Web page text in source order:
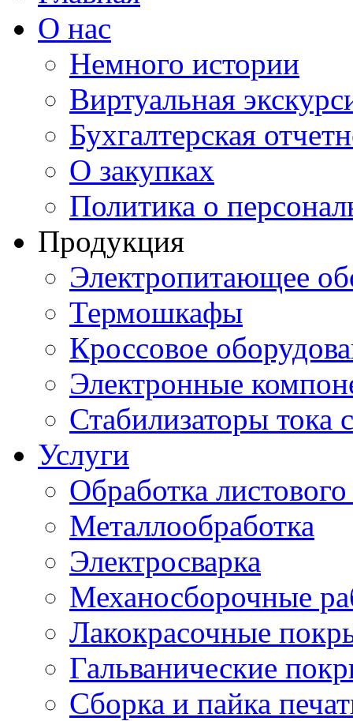
О нас
Немного истории
Виртуальная
Бухгалтерская
О закупках
Политика о
Продукция
Электропитающее
Термошкафы
Кроссовое
Электронные
Стабилизаторы тока
Услуги
Обработка
Металлообработка
Электросварка
Механосборочные
Лакокрасочные
Гальванические
Сборка и пайка